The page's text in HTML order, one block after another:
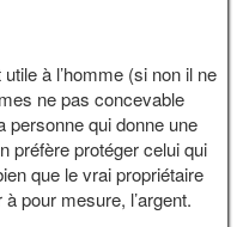
à l’homme (si non il ne
ne pas concevable
personne qui donne une
préfère protéger celui qui
que le vrai propriétaire
pour mesure, l’argent.